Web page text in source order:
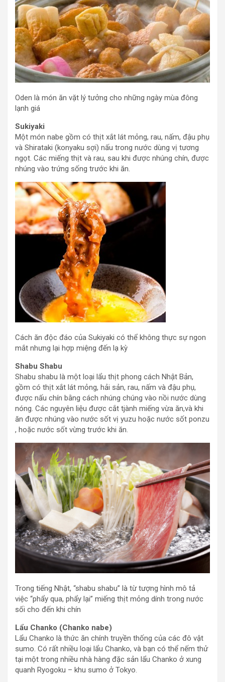
Oden là món ăn vặt lý tưởng cho những ngày mùa đông
lạnh giá
Sukiyaki
Một món nabe gồm có thịt xắt lát mỏng, rau, nấm, đậu phụ
và Shirataki (konyaku sợi) nấu trong nước dùng vị tương
ngọt. Các miếng thịt và rau, sau khi được nhúng chín, được
nhúng vào trứng sống trước khi ăn.
Cách ăn độc đáo của Sukiyaki có thể không thực sự ngon
mắt nhưng lại hợp miệng đến lạ kỳ
Shabu Shabu
Shabu shabu là một loại lẩu thịt phong cách Nhật Bản,
gồm có thịt xắt lát mỏng, hải sản, rau, nấm và đậu phụ,
được nấu chín bằng cách nhúng chúng vào nồi nước dùng
nóng. Các nguyên liệu được cắt tjành miếng vừa ăn,và khi
ăn được nhúng vào nước sốt vị yuzu hoặc nước sốt ponzu
, hoặc nước sốt vừng trước khi ăn.
Trong tiếng Nhật, “shabu shabu” là từ tượng hình mô tả
việc “phẩy qua, phẩy lại” miếng thịt mỏng dính trong nước
sối cho đến khi chín
Lẩu Chanko (Chanko nabe)
Lẩu Chanko là thức ăn chính truyền thống của các đô vật
sumo. Có rất nhiều loại lẩu Chanko, và bạn có thể nếm thử
tại một trong nhiều nhà hàng đặc sản lẩu Chanko ở xung
quanh Ryogoku – khu sumo ở Tokyo.